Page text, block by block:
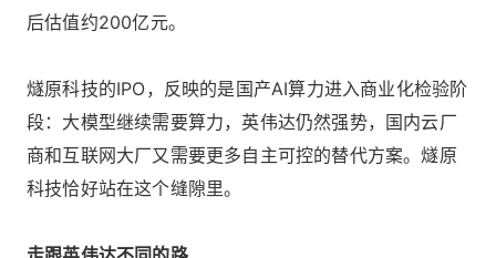
后估值约200亿元。
燧原科技的IPO，反映的是国产AI算力进入商业化检验阶
段：大模型继续需要算力，英伟达仍然强势，国内云厂
商和互联网大厂又需要更多自主可控的替代方案。燧原
科技恰好站在这个缝隙里。